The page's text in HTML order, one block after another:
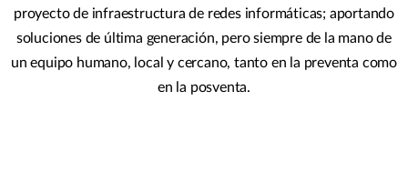
proyecto de infraestructura de redes informáticas; aportando
soluciones de última generación, pero siempre de la mano de
un equipo humano, local y cercano, tanto en la preventa como
en la posventa.